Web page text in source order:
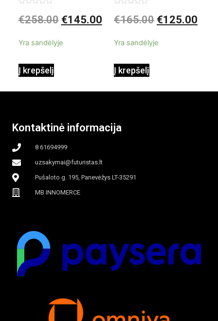
Evareer
garinamasis,
apšvietimas
0
iš
€258.00 €145.00
Yra sandėlyje
Į krepšelį
nešiojamas,
0
iš
€165.00 €125.00
Yra sandėlyje
Į krepšelį
Kontaktinė informacija
8 61694999
uzsakymai@futuristas.lt
Pušaloto g. 195, Panevėžys LT-35291
MB INNOMERCE